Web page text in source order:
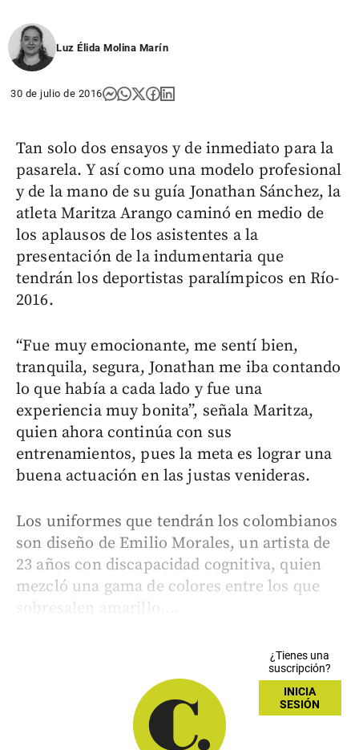
Luz Élida Molina Marín
30 de julio de 2016
Tan solo dos ensayos y de inmediato para la
pasarela. Y así como una modelo profesional
y de la mano de su guía Jonathan Sánchez, la
atleta Maritza Arango caminó en medio de
los aplausos de los asistentes a la
presentación de la indumentaria que
tendrán los deportistas paralímpicos en Río-
2016.
“Fue muy emocionante, me sentí bien,
tranquila, segura, Jonathan me iba contando
lo que había a cada lado y fue una
experiencia muy bonita”, señala Maritza,
quien ahora continúa con sus
entrenamientos, pues la meta es lograr una
buena actuación en las justas venideras.
Los uniformes que tendrán los colombianos
son diseño de Emilio Morales, un artista de
23 años con discapacidad cognitiva, quien
mezcló una gama de colores entre los que
sobresalen amarillo,...
¿Tienes una
suscripción?
INICIA
SESIÓN